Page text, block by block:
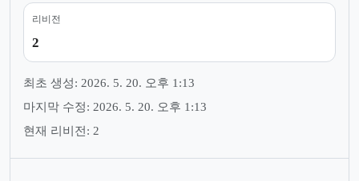
리비전
2
최초 생성: 2026. 5. 20. 오후 1:13
마지막 수정: 2026. 5. 20. 오후 1:13
현재 리비전: 2